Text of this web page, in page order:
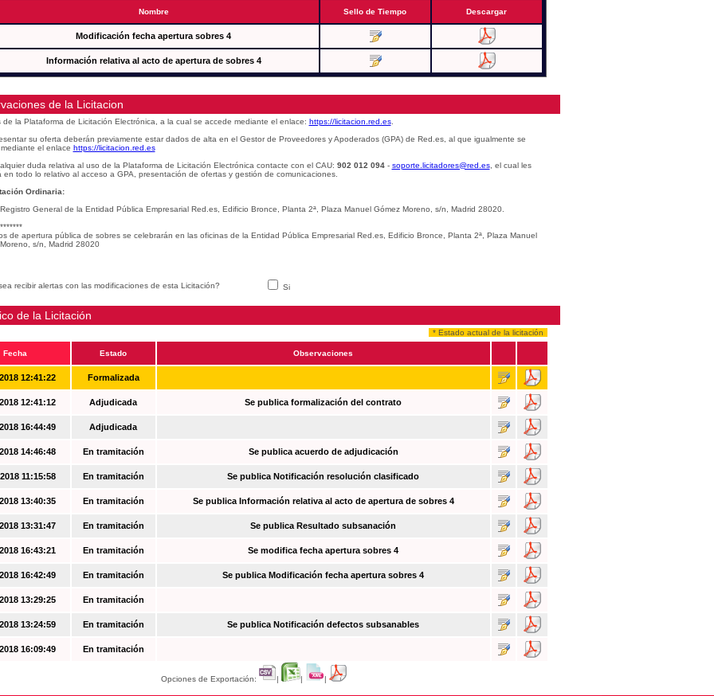
Nombre Sello de Tiempo Descargar
Modificación fecha apertura sobres 4
Información relativa al acto de apertura de sobres 4
de la Licitacion
de la Plataforma de Licitación Electrónica, a la cual se accede mediante el enlace: https://licitacion.red.es.
su oferta deberán previamente estar dados de alta en el Gestor de Proveedores y Apoderados (GPA) de Red.es, al que igualmente se
el enlace https://licitacion.red.es
duda relativa al uso de la Plataforma de Licitación Electrónica contacte con el CAU: 902 012 094- soporte.licitadores@red.es, el cual les
en todo lo relativo al acceso a GPA, presentación de ofertas y gestión de comunicaciones.
Ordinaria:
General de la Entidad Pública Empresarial Red.es, Edificio Bronce, Planta 2ª, Plaza Manuel Gómez Moreno, s/n, Madrid 28020.
de apertura pública de sobres se celebrarán en las oficinas de la Entidad Pública Empresarial Red.es, Edificio Bronce, Planta 2ª, Plaza Manuel
s/n, Madrid 28020
recibir alertas con las modificaciones de esta Licitación? Si
de la Licitación
* Estado actual de la licitación
Fecha Estado Observaciones
12:41:22 Formalizada
12:41:12 Adjudicada Se publica formalización del contrato
16:44:49 Adjudicada
14:46:48 En tramitación Se publica acuerdo de adjudicación
11:15:58 En tramitación Se publica Notificación resolución clasificado
13:40:35 En tramitación Se publica Información relativa al acto de apertura de sobres 4
13:31:47 En tramitación Se publica Resultado subsanación
16:43:21 En tramitación Se modifica fecha apertura sobres 4
16:42:49 En tramitación Se publica Modificación fecha apertura sobres 4
13:29:25 En tramitación
13:24:59 En tramitación Se publica Notificación defectos subsanables
16:09:49 En tramitación
Opciones de Exportación: | | |